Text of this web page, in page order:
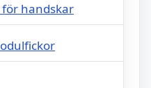
handskar